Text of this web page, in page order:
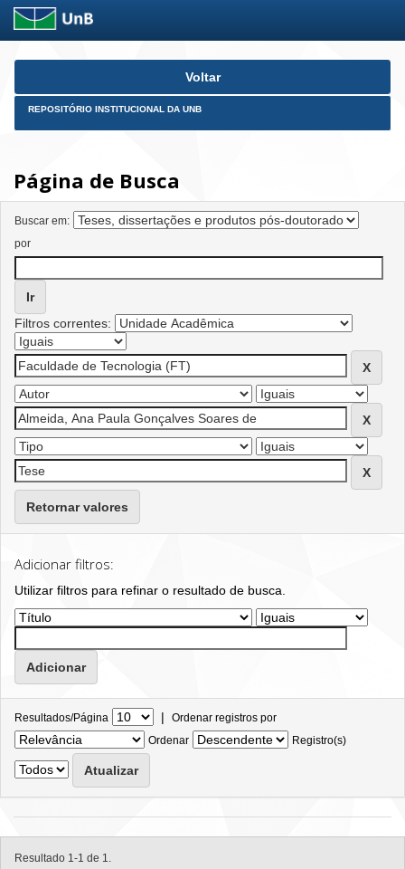
Skip
Voltar
REPOSITÓRIO INSTITUCIONAL DA UNB
Página de Busca
Buscar em:
por
Filtros correntes:
Retornar valores
Adicionar filtros:
Utilizar filtros para refinar o resultado de busca.
Resultados/Página | Ordenar registros por
Ordenar
Registro(s)
Resultado 1-1 de 1.